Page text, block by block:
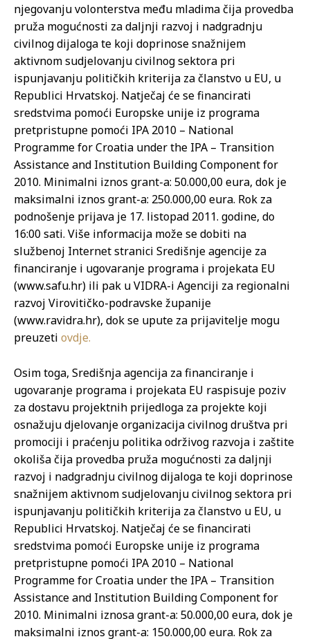
njegovanju volonterstva među mladima čija provedba
pruža mogućnosti za daljnji razvoj i nadgradnju
civilnog dijaloga te koji doprinose snažnijem
aktivnom sudjelovanju civilnog sektora pri
ispunjavanju političkih kriterija za članstvo u EU, u
Republici Hrvatskoj. Natječaj će se financirati
sredstvima pomoći Europske unije iz programa
pretpristupne pomoći IPA 2010 – National
Programme for Croatia under the IPA – Transition
Assistance and Institution Building Component for
2010. Minimalni iznos grant-a: 50.000,00 eura, dok je
maksimalni iznos grant-a: 250.000,00 eura. Rok za
podnošenje prijava je 17. listopad 2011. godine, do
16:00 sati. Više informacija može se dobiti na
službenoj Internet stranici Središnje agencije za
financiranje i ugovaranje programa i projekata EU
(www.safu.hr) ili pak u VIDRA-i Agenciji za regionalni
razvoj Virovitičko-podravske županije
(www.ravidra.hr), dok se upute za prijavitelje mogu
preuzeti ovdje.
Osim toga, Središnja agencija za financiranje i
ugovaranje programa i projekata EU raspisuje poziv
za dostavu projektnih prijedloga za projekte koji
osnažuju djelovanje organizacija civilnog društva pri
promociji i praćenju politika održivog razvoja i zaštite
okoliša čija provedba pruža mogućnosti za daljnji
razvoj i nadgradnju civilnog dijaloga te koji doprinose
snažnijem aktivnom sudjelovanju civilnog sektora pri
ispunjavanju političkih kriterija za članstvo u EU, u
Republici Hrvatskoj. Natječaj će se financirati
sredstvima pomoći Europske unije iz programa
pretpristupne pomoći IPA 2010 – National
Programme for Croatia under the IPA – Transition
Assistance and Institution Building Component for
2010. Minimalni iznosa grant-a: 50.000,00 eura, dok je
maksimalni iznos grant-a: 150.000,00 eura. Rok za